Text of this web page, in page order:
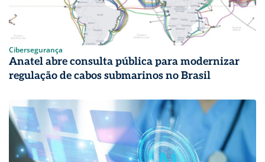
Cibersegurança
Anatel abre consulta pública para modernizar
regulação de cabos submarinos no Brasil